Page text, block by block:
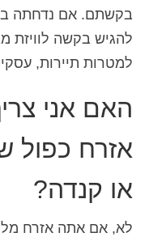
להגיש בקשה לוויזת
למטרות תיירות,
אזרח כפול
או קנדה?
לא, אם אתה אזרח